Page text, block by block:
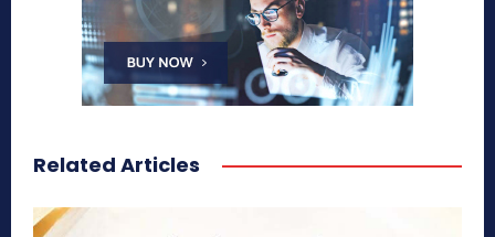
Related Articles